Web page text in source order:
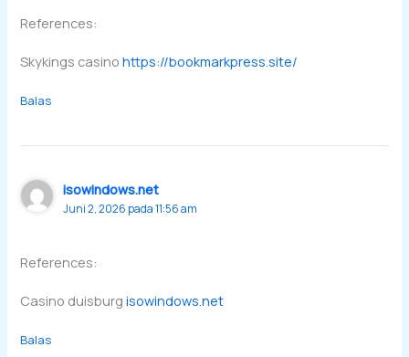
References:
Skykings casinohttps://bookmarkpress.site/
Balas
isowindows.net
Juni 2, 2026 pada 11:56 am
References:
Casino duisburgisowindows.net
Balas